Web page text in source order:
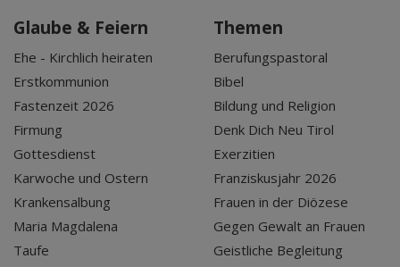
Glaube & Feiern
Ehe - Kirchlich heiraten
Erstkommunion
Fastenzeit 2026
Firmung
Gottesdienst
Karwoche und Ostern
Krankensalbung
Maria Magdalena
Taufe
Themen
Berufungspastoral
Bibel
Bildung und Religion
Denk Dich Neu Tirol
Exerzitien
Franziskusjahr 2026
Frauen in der Diözese
Gegen Gewalt an Frauen
Geistliche Begleitung